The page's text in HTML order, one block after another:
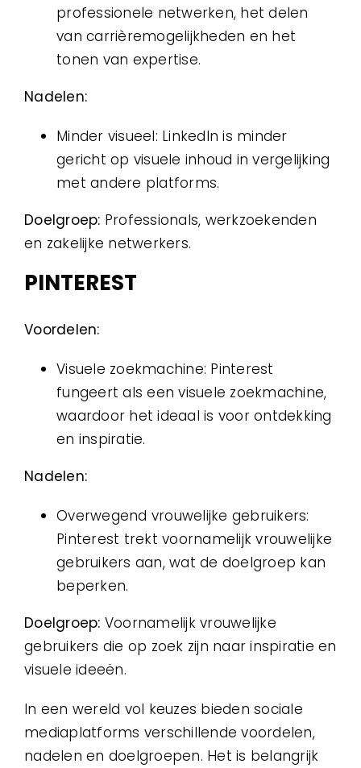
professionele netwerken, het delen
van carrièremogelijkheden en het
tonen van expertise.
Nadelen:
Minder visueel: LinkedIn is minder
gericht op visuele inhoud in vergelijking
met andere platforms.
Doelgroep: Professionals, werkzoekenden
en zakelijke netwerkers.
PINTEREST
Voordelen:
Visuele zoekmachine: Pinterest
fungeert als een visuele zoekmachine,
waardoor het ideaal is voor ontdekking
en inspiratie.
Nadelen:
Overwegend vrouwelijke gebruikers:
Pinterest trekt voornamelijk vrouwelijke
gebruikers aan, wat de doelgroep kan
beperken.
Doelgroep: Voornamelijk vrouwelijke
gebruikers die op zoek zijn naar inspiratie en
visuele ideeën.
In een wereld vol keuzes bieden sociale
mediaplatforms verschillende voordelen,
nadelen en doelgroepen. Het is belangrijk